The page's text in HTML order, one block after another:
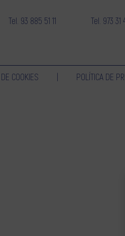
Tel. 93 885 51 11 Tel. 973 31
COOKIES POLÍTICA DE